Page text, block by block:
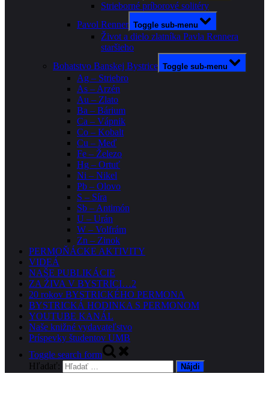
Strieborné príborové solitéry
Pavol Renner Toggle sub-menu
Život a dielo zlatníka Pavla Rennera
staršieho
Bohatstvo Banskej Bystrice Toggle sub-menu
Ag – Striebro
As – Arzén
Au – Zlato
Ba – Bárium
Ca – Vápnik
Co – Kobalt
Cu – Meď
Fe – Železo
Hg – Ortuť
Ni – Nikel
Pb – Olovo
S – Síra
Sb – Antimón
U – Urán
W – Volfrám
Zn – Zinok
PERMOŇÁCKE AKTIVITY
VIDEÁ
NAŠE PUBLIKÁCIE
ZA ŽIVA V BYSTRICI…2
20 rokov BYSTRICKÉHO PERMONA
BYSTRICKÁ HODINKA S PERMONOM
YOUTUBE KANÁL
Naše knižné vydavateľstvo
Príspevky študentov UMB
Toggle search form
Hľadať: